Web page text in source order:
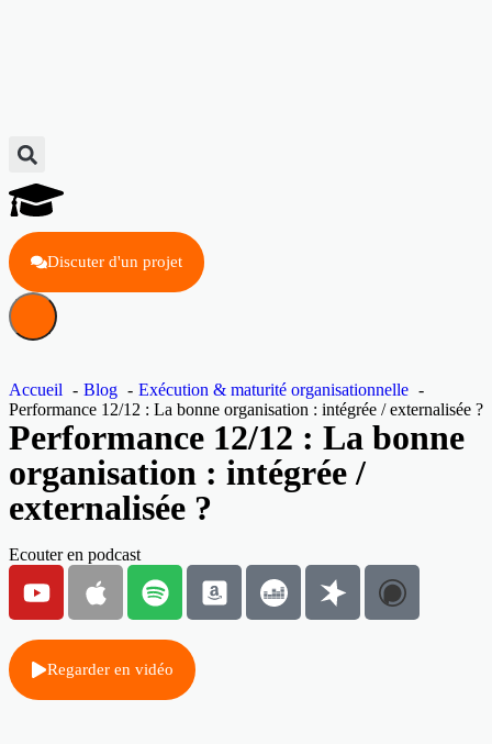
Discuter d'un projet
Accueil Blog
Exécution & maturité organisationnelle
Performance 12/12 : La bonne organisation : intégrée / externalisée ?
Performance 12/12 : La bonne
organisation : intégrée /
externalisée ?
Ecouter en podcast
Regarder en vidéo